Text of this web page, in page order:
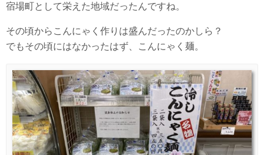
宿場町として栄えた地域だったんですね。
その頃からこんにゃく作りは盛んだったのかしら？
でもその頃にはなかったはず、こんにゃく麺。